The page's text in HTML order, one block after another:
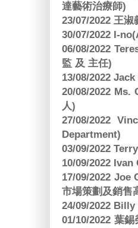
達藝術治療師)
23/07/2022 王
30/07/2022 I-
06/08/2022
監 及 主任)
13/08/2022
20/08/2022
人)
27/08/2022
Department)
03/09/2022
10/09/2022
17/09/2022
市場策劃及銷售
24/09/2022
01/10/2022 葉